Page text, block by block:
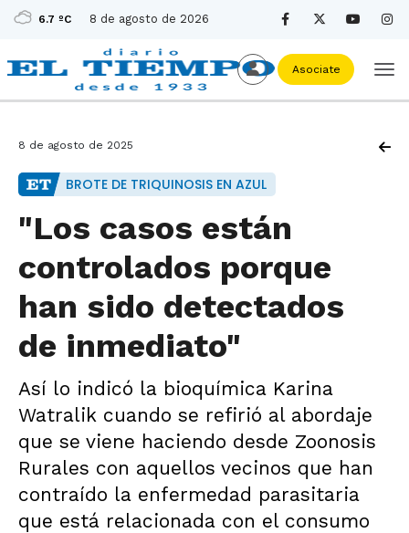
6.7 ºC 8 de agosto de 2026
Asociate
8 de agosto de 2025
BROTE DE TRIQUINOSIS EN AZUL
"Los casos están
controlados porque
han sido detectados
de inmediato"
Así lo indicó la bioquímica Karina
Watralik cuando se refirió al abordaje
que se viene haciendo desde Zoonosis
Rurales con aquellos vecinos que han
contraído la enfermedad parasitaria
que está relacionada con el consumo